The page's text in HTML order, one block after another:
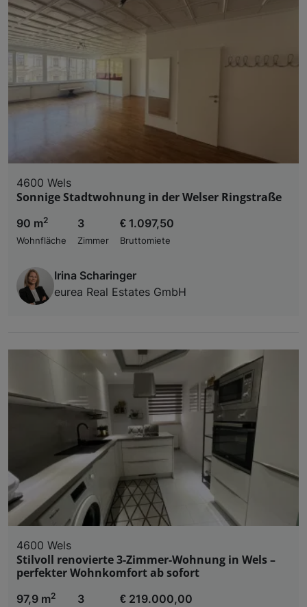
4600 Wels
Sonnige Stadtwohnung in der Welser Ringstraße
90 m2
Wohnfläche
3
Zimmer
€ 1.097,50
Bruttomiete
Irina Scharinger
eurea Real Estates GmbH
4600 Wels
Stilvoll renovierte 3-Zimmer-Wohnung in Wels –
perfekter Wohnkomfort ab sofort
97,9 m2
3 € 219.000,00